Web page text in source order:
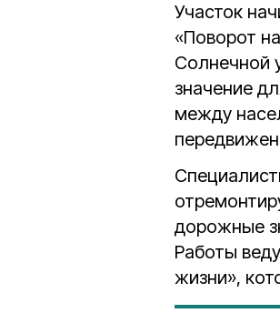
Участок
«Поворот
Солнечной
значение
между
дорожные
Работы
жизни»,